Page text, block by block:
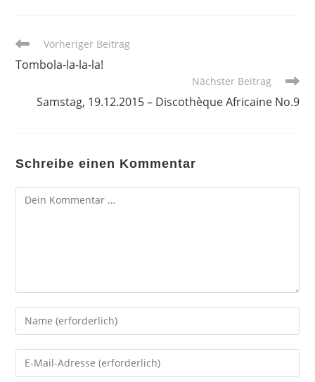
Weitere
ansehen
Vorheriger Beitrag
Tombola-la-la-la!
Nächster Beitrag
Samstag, 19.12.2015 – Discothèque Africaine No.9
Schreibe einen Kommentar
Kommentar
Gib
deinen
Namen
oder
Gib
deine